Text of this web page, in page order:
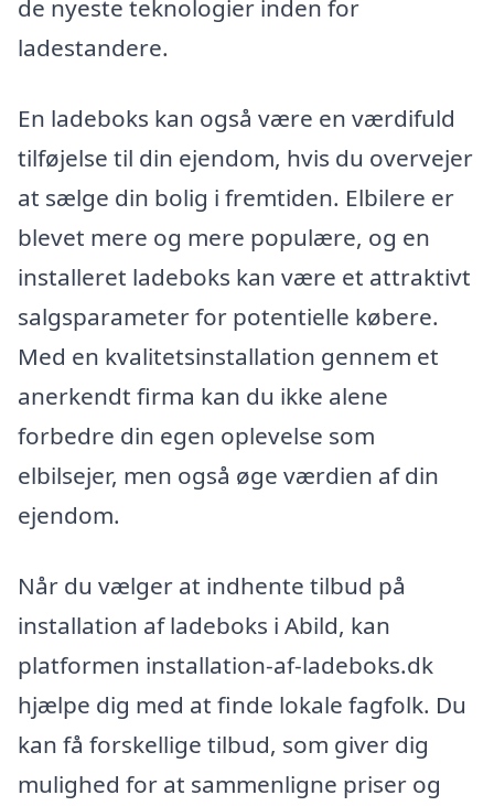
de nyeste teknologier inden for
ladestandere.
En ladeboks kan også være en værdifuld
tilføjelse til din ejendom, hvis du overvejer
at sælge din bolig i fremtiden. Elbilere er
blevet mere og mere populære, og en
installeret ladeboks kan være et attraktivt
salgsparameter for potentielle købere.
Med en kvalitetsinstallation gennem et
anerkendt firma kan du ikke alene
forbedre din egen oplevelse som
elbilsejer, men også øge værdien af din
ejendom.
Når du vælger at indhente tilbud på
installation af ladeboks i Abild, kan
platformen installation-af-ladeboks.dk
hjælpe dig med at finde lokale fagfolk. Du
kan få forskellige tilbud, som giver dig
mulighed for at sammenligne priser og